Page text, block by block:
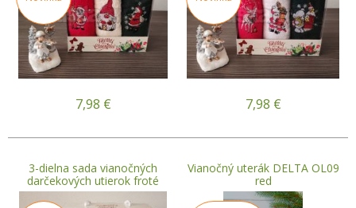
7,98 € 7,98 €
3-dielna sada vianočných
darčekových utierok froté
Vianočný uterák DELTA OL09
red